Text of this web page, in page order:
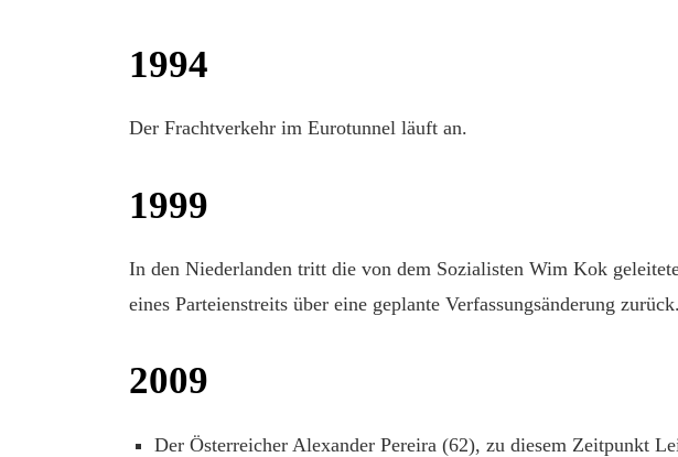
1994
Der Frachtverkehr im Eurotunnel läuft an.
1999
In den Niederlanden tritt die von dem Sozialisten Wim Kok
eines Parteienstreits über eine geplante Verfassungsänderung zurück.
2009
Der Österreicher Alexander Pereira (62), zu diesem Zeitpunkt